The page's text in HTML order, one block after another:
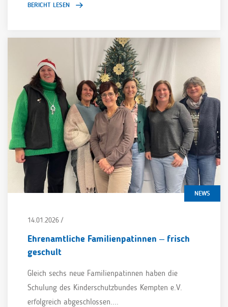
BERICHT LESEN
NEWS
14.01.2026 /
Ehrenamtliche Familienpatinnen – frisch
geschult
Gleich sechs neue Familienpatinnen haben die
Schulung des Kinderschutzbundes Kempten e.V.
erfolgreich abgeschlossen....